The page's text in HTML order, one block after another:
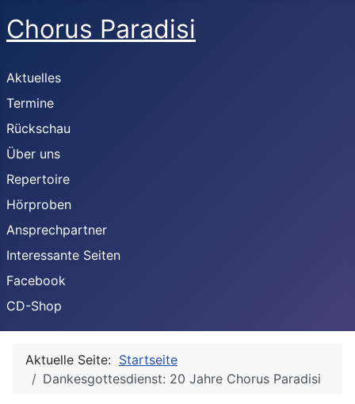
Chorus Paradisi
Aktuelles
Termine
Rückschau
Über uns
Repertoire
Hörproben
Ansprechpartner
Interessante Seiten
Facebook
CD-Shop
Aktuelle Seite: Startseite
Dankesgottesdienst: 20 Jahre Chorus Paradisi